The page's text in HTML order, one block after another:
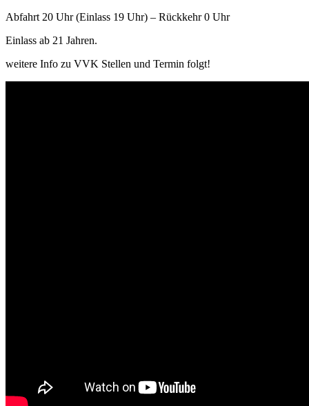
Abfahrt 20 Uhr (Einlass 19 Uhr) – Rückkehr 0 Uhr
Einlass ab 21 Jahren.
weitere Info zu VVK Stellen und Termin folgt!